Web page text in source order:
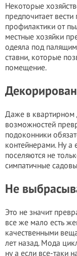
Некоторые
предпочитает
профилактики от
местные хозяйки
одеяла под
ставни, которые
помещение.
Даже в квартирном
возможностей
подоконники
контейнерами. Ну а
поселяются не
симпатичные
Не
Это не значит
все же мало есть
качественными
лет назад. Мода
ну а если все-таки